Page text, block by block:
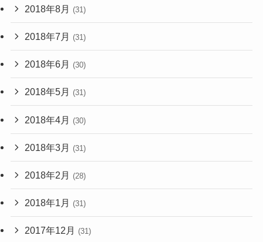
2018年8月 (31)
2018年7月 (31)
2018年6月 (30)
2018年5月 (31)
2018年4月 (30)
2018年3月 (31)
2018年2月 (28)
2018年1月 (31)
2017年12月 (31)